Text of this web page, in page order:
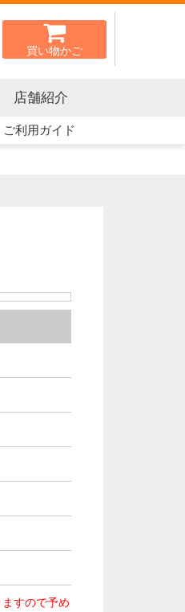
買い物かご
店舗紹介
ご利用ガイド
すので予め